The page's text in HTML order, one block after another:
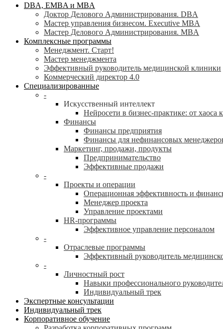
search
Menu
DBA, EMBA и MBA
Доктор Делового Администрирования. DBA
Мастер управления бизнесом. Executive MBA
Мастер Делового Администрирования. MBA
Комплексные программы
Менеджмент. Старт!
Мастер менеджмента
Эффективный руководитель медицинской клиники
Коммерческий директор 4.0
Специализированные
-
Искусственный интеллект
Нейросети в бизнес-практике: от хаоса
Финансы
Финансы предприятия
Финансы для нефинансовых
Маркетинг, продажи, продукты
Предпринимательство
Эффективные продажи
-
Проекты и операции
Операционная эффективность и
Менеджер проекта
Управление проектами
HR-программы
Эффективное управление персоналом
-
Отраслевые программы
Эффективный руководитель
-
Личностный рост
Навыки профессионального
Индивидуальный трек
Экспертные консультации
Индивидуальный трек
Корпоративное обучение